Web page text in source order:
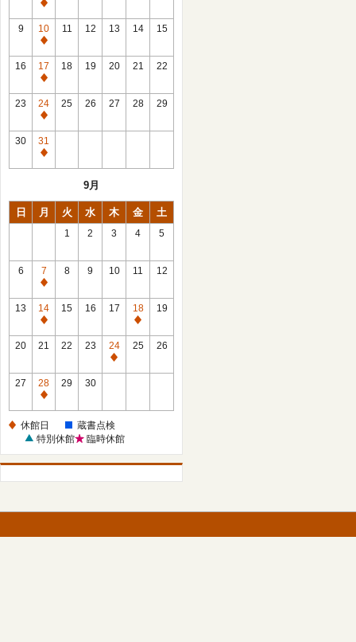
休
館
日
9
10
休
館
日
11 12 13 14 15
16
17
休
館
日
18 19 20 21 22
23
24
休
館
日
25 26 27 28 29
30
31
休
9月
日 月 火 水 木 金 土
1 2 3 4 5
6
7
休
館
日
8 9 10 11 12
13
14
休
館
15 16 17
18
休
館
19
20 21 22 23
24
休
25 26
27
28
休
日
29 30
休館日
蔵書点検
特別休館
臨時休館